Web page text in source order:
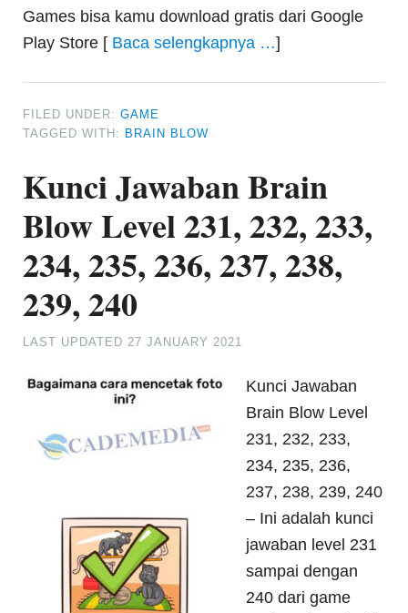
Games bisa kamu download gratis dari Google
Play Store [ Baca selengkapnya …]
FILED UNDER:GAME
TAGGED WITH: BRAIN BLOW
Kunci Jawaban Brain
Blow Level 231, 232, 233,
234, 235, 236, 237, 238,
239, 240
LAST UPDATED 27 JANUARY 2021
Kunci Jawaban
Brain Blow Level
231, 232, 233,
234, 235, 236,
237, 238, 239, 240
– Ini adalah kunci
jawaban level 231
sampai dengan
240 dari game